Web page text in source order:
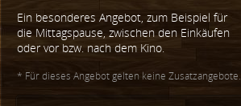
Ein besonderes Angebot, zum Beispiel für
die Mittagspause, zwischen den Einkäufen
oder vor bzw. nach dem Kino.
* Für dieses Angebot gelten keine Zusatzangebote.